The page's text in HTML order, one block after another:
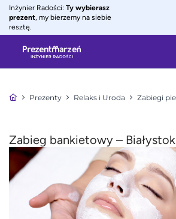
Inżynier Radości: Ty wybierasz
prezent, my bierzemy na siebie
resztę.
Prezenty Relaks i Uroda Zabiegi
Zabieg bankietowy – Białystok